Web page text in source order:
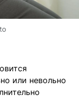
или невольно